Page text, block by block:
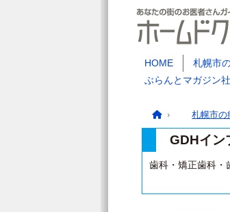
HOME 札幌市
ぶらんとマガジン
札幌市の
GDHイン
歯科・矯正歯科・